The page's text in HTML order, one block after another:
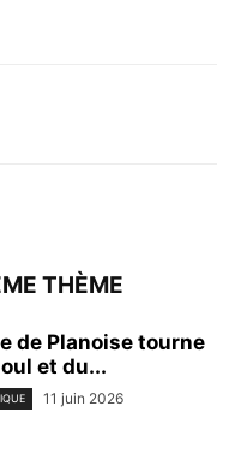
THÈME
de Planoise tourne
et du...
11 juin 2026